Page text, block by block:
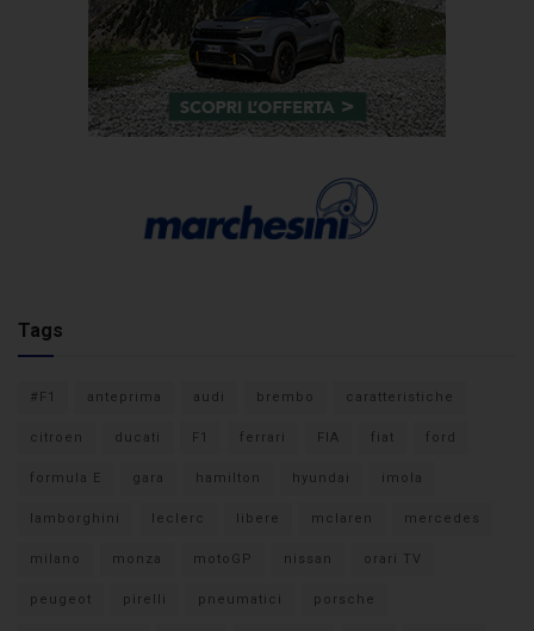
Tags
#F1 anteprima audi brembo caratteristiche
citroen ducati F1 ferrari FIA fiat ford
formula E gara hamilton hyundai imola
lamborghini leclerc libere mclaren mercedes
milano monza motoGP nissan orari TV
peugeot pirelli pneumatici porsche